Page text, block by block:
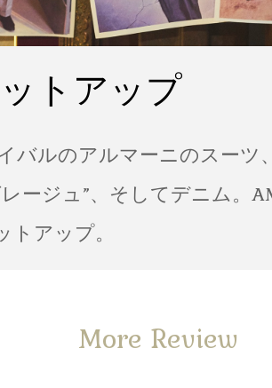
トアップ
バルのアルマーニのスーツ
ージュ”、そしてデニム。
トアップ。
More Review